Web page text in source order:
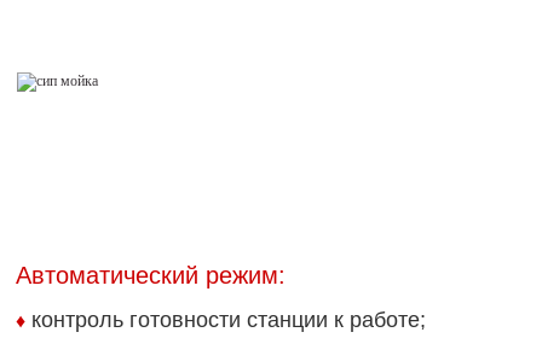
Автоматический режим:
♦ контроль готовности станции к работе;